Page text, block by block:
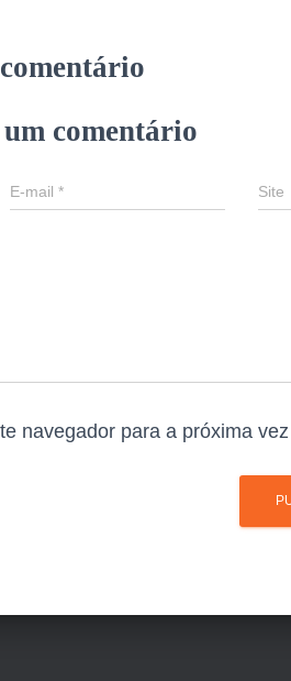
comentário
E-mail* Site
navegador para a próxima